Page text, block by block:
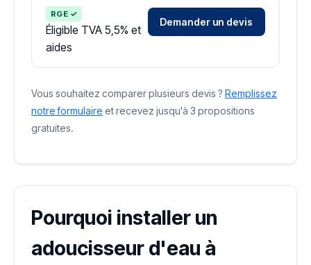
RGE ✓
Éligible TVA 5,5% et
aides
Demander un devis
Vous souhaitez comparer plusieurs devis ? Remplissez
notre formulaire et recevez jusqu'à 3 propositions
gratuites.
Pourquoi installer un
adoucisseur d'eau à